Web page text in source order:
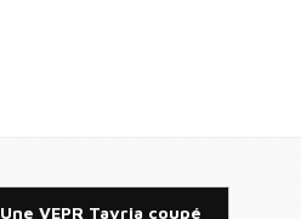
Une VEPR Tavria coupé